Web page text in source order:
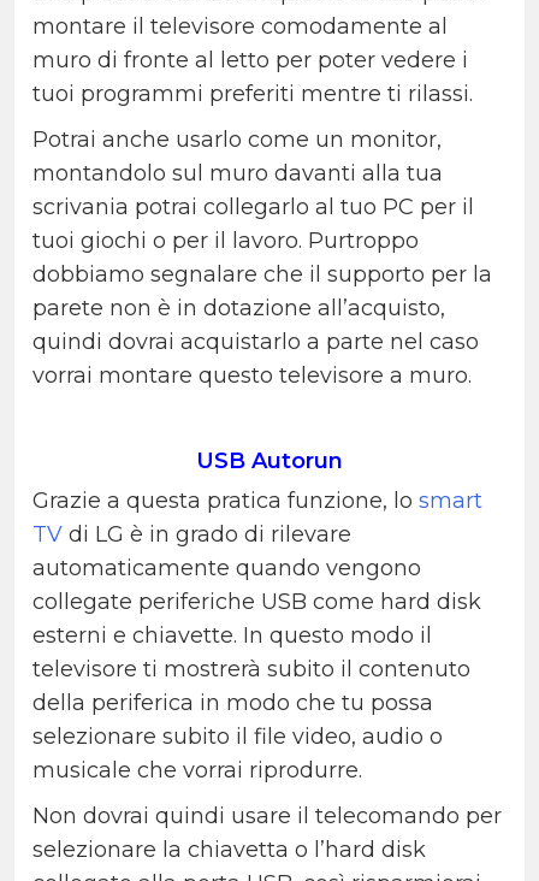
montare il televisore comodamente al
muro di fronte al letto per poter vedere i
tuoi programmi preferiti mentre ti rilassi.
Potrai anche usarlo come un monitor,
montandolo sul muro davanti alla tua
scrivania potrai collegarlo al tuo PC per il
tuoi giochi o per il lavoro. Purtroppo
dobbiamo segnalare che il supporto per la
parete non è in dotazione all’acquisto,
quindi dovrai acquistarlo a parte nel caso
vorrai montare questo televisore a muro.
USB Autorun
Grazie a questa pratica funzione, lo smart
TV di LG è in grado di rilevare
automaticamente quando vengono
collegate periferiche USB come hard disk
esterni e chiavette. In questo modo il
televisore ti mostrerà subito il contenuto
della periferica in modo che tu possa
selezionare subito il file video, audio o
musicale che vorrai riprodurre.
Non dovrai quindi usare il telecomando per
selezionare la chiavetta o l’hard disk